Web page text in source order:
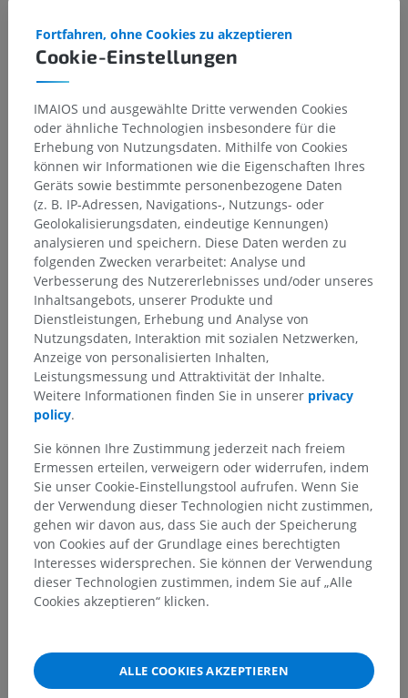
Allgemeine Anatomie> Bewegungen>
Auswärtskehrung
Darunterliegende Strukturen:Für dieses anatomische
Teil gibt es keine zugehörigen Strukturen
Übersetzungen
Sie haben einen Fehler gefunden?
Sie können gerne eine Berichtigung, Übersetzung oder
inhaltliche Verbesserung vorschlagen.
Ein Problem melden
HOLE SIE SICH DIE APP
Cookie-Einstellungen
Fortfahren, ohne Cookies zu akzeptieren
IMAIOS und ausgewählte Dritte verwenden Cookies
oder ähnliche Technologien insbesondere für die
Erhebung von Nutzungsdaten. Mithilfe von Cookies
können wir Informationen wie die Eigenschaften Ihres
Geräts sowie bestimmte personenbezogene Daten
(z. B. IP-Adressen, Navigations-, Nutzungs- oder
Geolokalisierungsdaten, eindeutige Kennungen)
analysieren und speichern. Diese Daten werden zu
folgenden Zwecken verarbeitet: Analyse und
Verbesserung des Nutzererlebnisses und/oder unseres
Inhaltsangebots, unserer Produkte und
Dienstleistungen, Erhebung und Analyse von
Nutzungsdaten, Interaktion mit sozialen Netzwerken,
Anzeige von personalisierten Inhalten,
Leistungsmessung und Attraktivität der Inhalte.
Weitere Informationen finden Sie in unserer privacy
policy.
Sie können Ihre Zustimmung jederzeit nach freiem
Ermessen erteilen, verweigern oder widerrufen, indem
Sie unser Cookie-Einstellungstool aufrufen. Wenn Sie
der Verwendung dieser Technologien nicht zustimmen,
gehen wir davon aus, dass Sie auch der Speicherung
von Cookies auf der Grundlage eines berechtigten
Interesses widersprechen. Sie können der Verwendung
dieser Technologien zustimmen, indem Sie auf „Alle
Cookies akzeptieren“ klicken.
ALLE COOKIES AKZEPTIEREN